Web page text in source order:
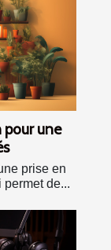
pour une
prise en
de...